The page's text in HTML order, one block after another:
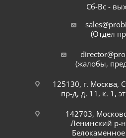
Сб-Вс -
(Отдел
(жалобы,
125130, г. Москва,
пр-д, д. 11, к. 1,
142703,
Ленинский р-